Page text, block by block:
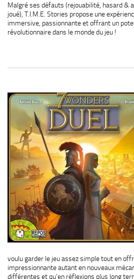
Malgré ses défauts (rejouabilité, hasard &
joué), T.I.M.E. Stories propose une
immersive, passionnante et offrant un
révolutionnaire dans le monde du jeu !
voulu garder le jeu assez simple tout en
impressionnante autant en nouveaux
différentes et qu’en réflexions plus long